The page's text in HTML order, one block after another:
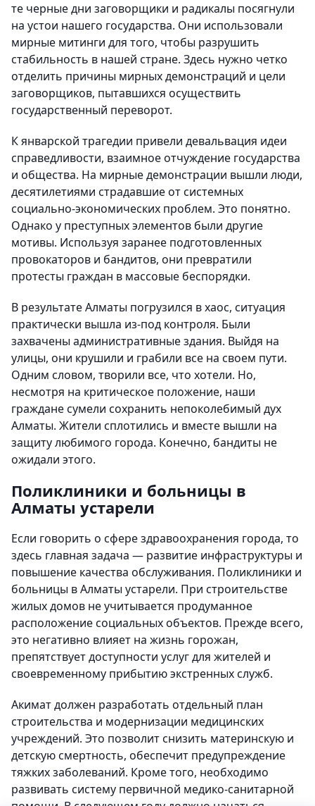
те черные дни заговорщики и радикалы посягнули
на устои нашего государства. Они использовали
мирные митинги для того, чтобы разрушить
стабильность в нашей стране. Здесь нужно четко
отделить причины мирных демонстраций и цели
заговорщиков, пытавшихся осуществить
государственный переворот.
К январской трагедии привели девальвация идеи
справедливости, взаимное отчуждение государства
и общества. На мирные демонстрации вышли люди,
десятилетиями страдавшие от системных
социально-экономических проблем. Это понятно.
Однако у преступных элементов были другие
мотивы. Используя заранее подготовленных
провокаторов и бандитов, они превратили
протесты граждан в массовые беспорядки.
В результате Алматы погрузился в хаос, ситуация
практически вышла из-под контроля. Были
захвачены административные здания. Выйдя на
улицы, они крушили и грабили все на своем пути.
Одним словом, творили все, что хотели. Но,
несмотря на критическое положение, наши
граждане сумели сохранить непоколебимый дух
Алматы. Жители сплотились и вместе вышли на
защиту любимого города. Конечно, бандиты не
ожидали этого.
Поликлиники и больницы в
Алматы устарели
Если говорить о сфере здравоохранения города, то
здесь главная задача — развитие инфраструктуры и
повышение качества обслуживания. Поликлиники и
больницы в Алматы устарели. При строительстве
жилых домов не учитывается продуманное
расположение социальных объектов. Прежде всего,
это негативно влияет на жизнь горожан,
препятствует доступности услуг для жителей и
своевременному прибытию экстренных служб.
Акимат должен разработать отдельный план
строительства и модернизации медицинских
учреждений. Это позволит снизить материнскую и
детскую смертность, обеспечит предупреждение
тяжких заболеваний. Кроме того, необходимо
развивать систему первичной медико-санитарной